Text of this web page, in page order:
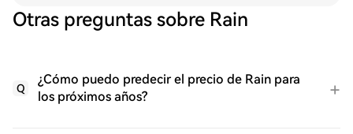
Otras preguntas sobre Rain
Q
¿Cómo puedo predecir el precio de Rain para
los próximos años?